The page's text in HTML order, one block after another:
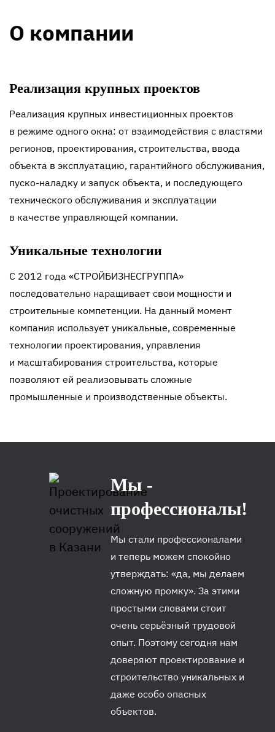
О компании
Реализация крупных проектов
Реализация крупных инвестиционных проектов
в режиме одного окна: от взаимодействия с властями
регионов, проектирования, строительства, ввода
объекта в эксплуатацию, гарантийного обслуживания,
пуско-наладку и запуск объекта, и последующего
технического обслуживания и эксплуатации
в качестве управляющей компании.
Уникальные технологии
С 2012 года «СТРОЙБИЗНЕСГРУППА»
последовательно наращивает свои мощности и
строительные компетенции. На данный момент
компания использует уникальные, современные
технологии проектирования, управления
и масштабирования строительства, которые
позволяют ей реализовывать сложные
промышленные и производственные объекты.
Мы -
профессионалы!
Мы стали профессионалами
и теперь можем спокойно
утверждать: «да, мы делаем
сложную промку». За этими
простыми словами стоит
очень серьёзный трудовой
опыт. Поэтому сегодня нам
доверяют проектирование и
строительство уникальных и
даже особо опасных
объектов.